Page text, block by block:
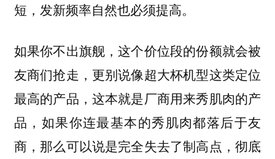
短，发新频率自然也必须提高。
如果你不出旗舰，这个价位段的份额就会被
友商们抢走，更别说像超大杯机型这类定位
最高的产品，这本就是厂商用来秀肌肉的产
品，如果你连最基本的秀肌肉都落后于友
商，那么可以说是完全失去了制高点，彻底